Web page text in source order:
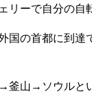
リーで自分の自
国の首都に到
山→ソウルと